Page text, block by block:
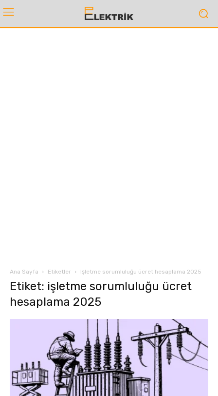
Ana Sayfa Etiketler Işletme sorumluluğu ücret hesaplama 2025
Etiket: işletme sorumluluğu ücret
hesaplama 2025